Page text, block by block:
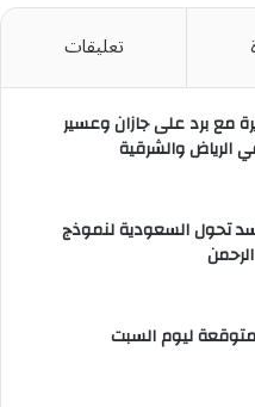
تعليقات
مع برد على جازان وعسير
الرياض والشرقية
تحول السعودية لنموذج
ليوم السبت